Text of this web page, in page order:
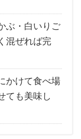
ぶ・白いりご
混ぜれば完
かけて食べ場
ても美味し